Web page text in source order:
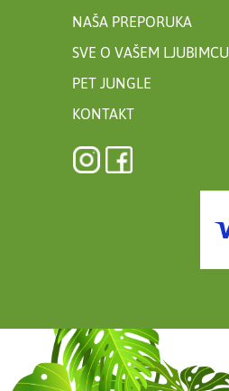
NAŠA PREPORUKA
SVE O VAŠEM LJUBIMCU
PET JUNGLE
KONTAKT